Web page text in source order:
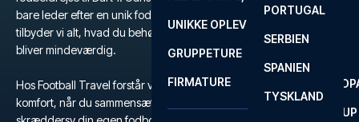
FA CUP
ROM
SEVILLA
PORTUGAL
SERBIEN
SPANIEN
TYSKLAND
UNIKKE OPLEVELSER
GRUPPETURE
FIRMATURE
bare leder efter en unik fodboldoplevelse på Football Travel,
tilbyder vi alt, hvad du behøver for at sikre, at din fodboldrejse
bliver mindeværdig.
Hos Football Travel forstår vi vigtigheden af fleksibilitet og
komfort, når du sammensætter din fodboldrejse, og du kan derfor